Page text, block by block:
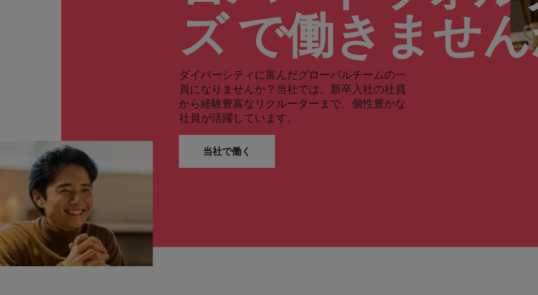
ズ で働きませ
ダイバーシティに富んだグローバルチームの一
員になりませんか？当社では、新卒入社の社員
から経験豊富なリクルーターまで、個性豊かな
社員が活躍しています。
当社で働く